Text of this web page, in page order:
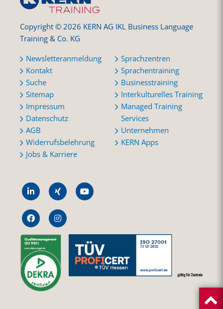
Copyright © 2026 KERN AG IKL Business Language
Training & Co. KG
Newsletteranmeldung
Kontakt
Suche
Sitemap
Impressum
Datenschutz
AGB
Widerrufsbelehrung
Jobs & Karriere
Sprachzentren
Sprachentraining
Businesstraining
Interkulturelles Training
Managed Training
Services
Unternehmen
KERN Apps